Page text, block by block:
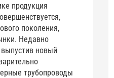
продукция
поколения,
Недавно
выпустив новый
трубопроводы